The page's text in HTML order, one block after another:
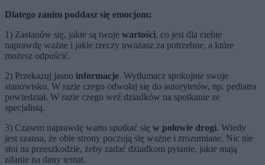
Dlatego zanim poddasz się emocjom:
1) Zastanów się, jakie są twoje wartości, co jest dla ciebie
naprawdę ważne i jakie rzeczy uważasz za potrzebne, a które
możesz odpuścić.
2) Przekazuj jasno informacje. Wytłumacz spokojnie swoje
stanowisko. W razie czego odwołaj się do autorytetów, np. pediatra
powiedział. W razie czego weź dziadków na spotkanie ze
specjalistą.
3) Czasem naprawdę warto spotkać się w połowie drogi. Wtedy
jest szansa, że obie strony poczują się ważne i zrozumiane. Nic nie
stoi na przeszkodzie, żeby zadać dziadkom pytanie, jakie mają
zdanie na dany temat.